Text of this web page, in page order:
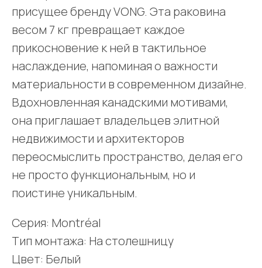
присущее бренду VONG. Эта раковина
весом 7 кг превращает каждое
прикосновение к ней в тактильное
наслаждение, напоминая о важности
материальности в современном дизайне.
Вдохновленная канадскими мотивами,
она приглашает владельцев элитной
недвижимости и архитекторов
переосмыслить пространство, делая его
не просто функциональным, но и
поистине уникальным.
Серия: Montréal
Тип монтажа: На столешницу
Цвет: Белый